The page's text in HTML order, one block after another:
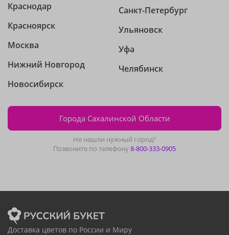
Краснодар
Красноярск
Москва
Нижний Новгород
Новосибирск
Санкт-Петербург
Ульяновск
Уфа
Челябинск
Города Сахалинской Области
Не нашли нужный город?
Позвоните по телефону8-800-333-0905
Доставка цветов по России и Миру